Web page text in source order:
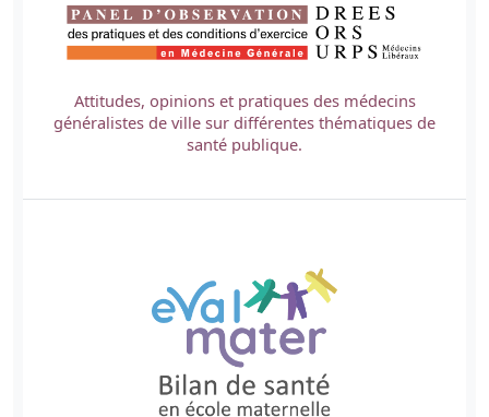
Attitudes, opinions et pratiques des médecins
généralistes de ville sur différentes thématiques de
santé publique.